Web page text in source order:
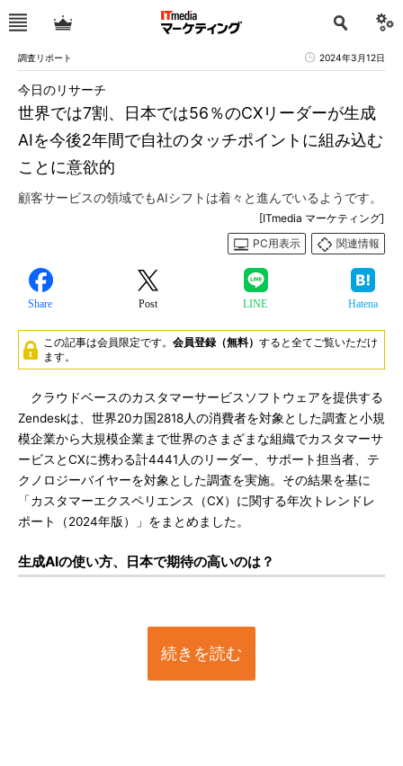
調査リポート 2024年3月12日
世界では7割、日本では56％のCXリーダーが生成
AIを今後2年間で自社のタッチポイントに組み込む
ことに意欲的
今日のリサーチ
顧客サービスの領域でもAIシフトは着々と進んでいるようです。
[ITmedia マーケティング]
PC用表示
関連情報
Share Post LINE Hatena
この記事は会員限定です。 会員登録（無料） すると全てご覧いただけ
ます。
クラウドベースのカスタマーサービスソフトウェアを提供する
Zendeskは、世界20カ国2818人の消費者を対象とした調査と小規
模企業から大規模企業まで世界のさまざまな組織でカスタマーサ
ービスとCXに携わる計4441人のリーダー、サポート担当者、テ
クノロジーバイヤーを対象とした調査を実施。その結果を基に
「カスタマーエクスペリエンス（CX）に関する年次トレンドレ
ポート（2024年版）」をまとめました。
生成AIの使い方、日本で期待の高いのは？
続きを読む